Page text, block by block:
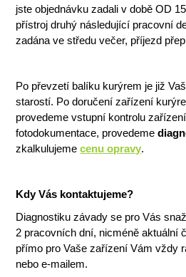
jste objednávku zadali v době OD
přístroj druhý následující pracovní
zadána ve středu večer, příjezd
Po převzetí balíku kurýrem je již
starostí. Po doručení zařízení
provedeme vstupní kontrolu
fotodokumentace, provedeme
zkalkulujemecenu opravy.
Kdy Vás kontaktujeme?
Diagnostiku závady se pro Vás
2 pracovních dní, nicméně aktuální
přímo pro Vaše zařízení Vám vždy
nebo e-mailem.